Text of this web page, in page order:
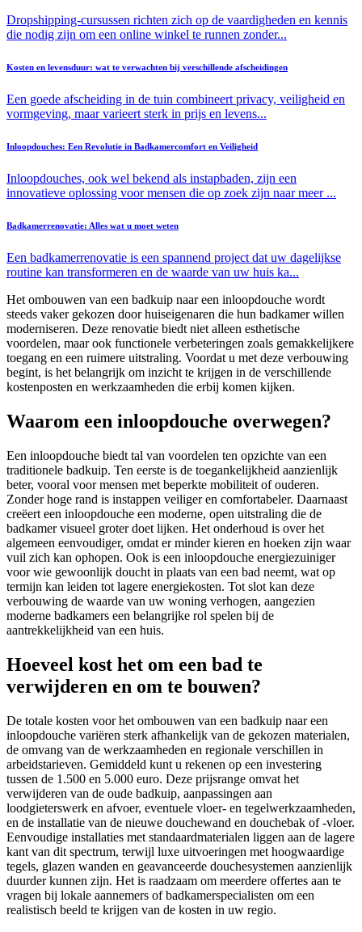
Dropshipping-cursussen richten zich op de vaardigheden en kennis
die nodig zijn om een online winkel te runnen zonder...
Kosten en levensduur: wat te verwachten bij verschillende afscheidingen
Een goede afscheiding in de tuin combineert privacy, veiligheid en
vormgeving, maar varieert sterk in prijs en levens...
Inloopdouches: Een Revolutie in Badkamercomfort en Veiligheid
Inloopdouches, ook wel bekend als instapbaden, zijn een
innovatieve oplossing voor mensen die op zoek zijn naar meer ...
Badkamerrenovatie: Alles wat u moet weten
Een badkamerrenovatie is een spannend project dat uw dagelijkse
routine kan transformeren en de waarde van uw huis ka...
Het ombouwen van een badkuip naar een inloopdouche wordt
steeds vaker gekozen door huiseigenaren die hun badkamer willen
moderniseren. Deze renovatie biedt niet alleen esthetische
voordelen, maar ook functionele verbeteringen zoals gemakkelijkere
toegang en een ruimere uitstraling. Voordat u met deze verbouwing
begint, is het belangrijk om inzicht te krijgen in de verschillende
kostenposten en werkzaamheden die erbij komen kijken.
Waarom een inloopdouche overwegen?
Een inloopdouche biedt tal van voordelen ten opzichte van een
traditionele badkuip. Ten eerste is de toegankelijkheid aanzienlijk
beter, vooral voor mensen met beperkte mobiliteit of ouderen.
Zonder hoge rand is instappen veiliger en comfortabeler. Daarnaast
creëert een inloopdouche een moderne, open uitstraling die de
badkamer visueel groter doet lijken. Het onderhoud is over het
algemeen eenvoudiger, omdat er minder kieren en hoeken zijn waar
vuil zich kan ophopen. Ook is een inloopdouche energiezuiniger
voor wie gewoonlijk doucht in plaats van een bad neemt, wat op
termijn kan leiden tot lagere energiekosten. Tot slot kan deze
verbouwing de waarde van uw woning verhogen, aangezien
moderne badkamers een belangrijke rol spelen bij de
aantrekkelijkheid van een huis.
Hoeveel kost het om een bad te
verwijderen en om te bouwen?
De totale kosten voor het ombouwen van een badkuip naar een
inloopdouche variëren sterk afhankelijk van de gekozen materialen,
de omvang van de werkzaamheden en regionale verschillen in
arbeidstarieven. Gemiddeld kunt u rekenen op een investering
tussen de 1.500 en 5.000 euro. Deze prijsrange omvat het
verwijderen van de oude badkuip, aanpassingen aan
loodgieterswerk en afvoer, eventuele vloer- en tegelwerkzaamheden,
en de installatie van de nieuwe douchewand en douchebak of -vloer.
Eenvoudige installaties met standaardmaterialen liggen aan de lagere
kant van dit spectrum, terwijl luxe uitvoeringen met hoogwaardige
tegels, glazen wanden en geavanceerde douchesystemen aanzienlijk
duurder kunnen zijn. Het is raadzaam om meerdere offertes aan te
vragen bij lokale aannemers of badkamerspecialisten om een
realistisch beeld te krijgen van de kosten in uw regio.